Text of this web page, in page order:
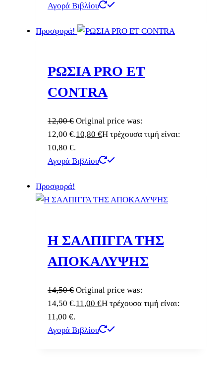
Αγορά Βιβλίου
Προσφορά!
ΡΩΣΙΑ PRO ET
CONTRA
12,00€ Original price was:
12,00 €.10,80 €Η τρέχουσα τιμή είναι:
10,80 €.
Αγορά Βιβλίου
Προσφορά!
Η ΣΑΛΠΙΓΓΑ ΤΗΣ
ΑΠΟΚΑΛΥΨΗΣ
14,50€ Original price was:
14,50 €.11,00 €Η τρέχουσα τιμή είναι:
11,00 €.
Αγορά Βιβλίου